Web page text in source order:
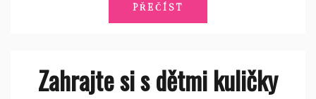
PŘEČÍST
Zahrajte si s dětmi kuličky